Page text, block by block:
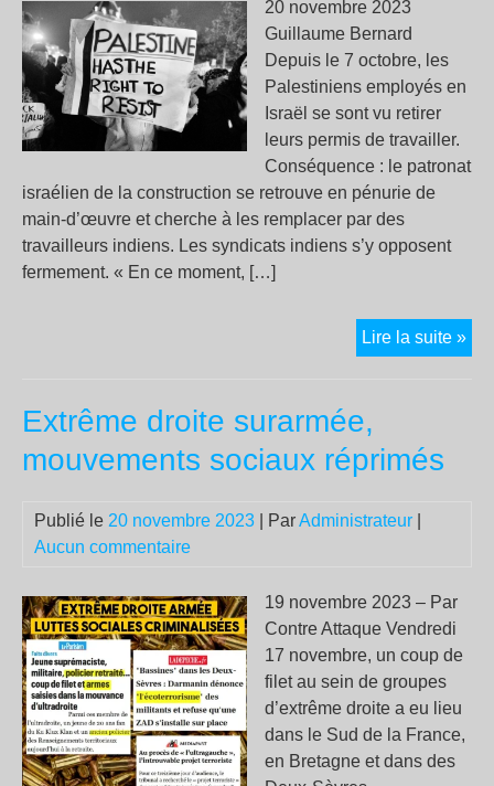
20 novembre 2023
Guillaume Bernard
Depuis le 7 octobre, les
Palestiniens employés en
Israël se sont vu retirer
leurs permis de travailler.
Conséquence : le patronat
israélien de la construction se retrouve en pénurie de
main-d’œuvre et cherche à les remplacer par des
travailleurs indiens. Les syndicats indiens s’y opposent
fermement. « En ce moment, […]
Lire la suite »Le
Extrême droite surarmée,
mouvements sociaux réprimés
Publié le 20 novembre 2023 | ParAdministrateur
Aucun commentaire
19 novembre 2023 – Par
Contre Attaque Vendredi
17 novembre, un coup de
filet au sein de groupes
d’extrême droite a eu lieu
dans le Sud de la France,
en Bretagne et dans des